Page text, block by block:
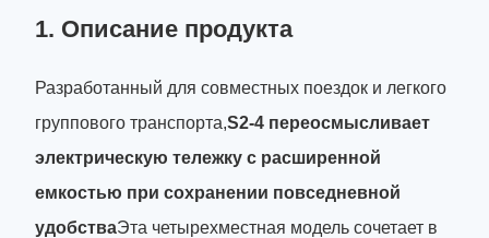
1. Описание продукта
Разработанный для совместных поездок и легкого
группового транспорта,S2-4 переосмысливает
электрическую тележку с расширенной
емкостью при сохранении повседневной
удобстваЭта четырехместная модель сочетает в